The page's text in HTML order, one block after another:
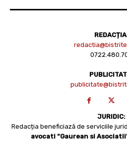
JURIDIC:
Redacția beneficiază de serviciile
avocati “Gaurean si